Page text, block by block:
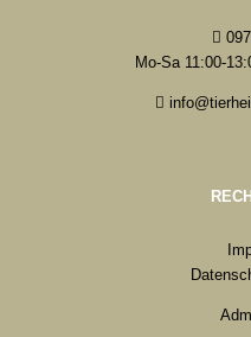
Mo-Sa 11:00-